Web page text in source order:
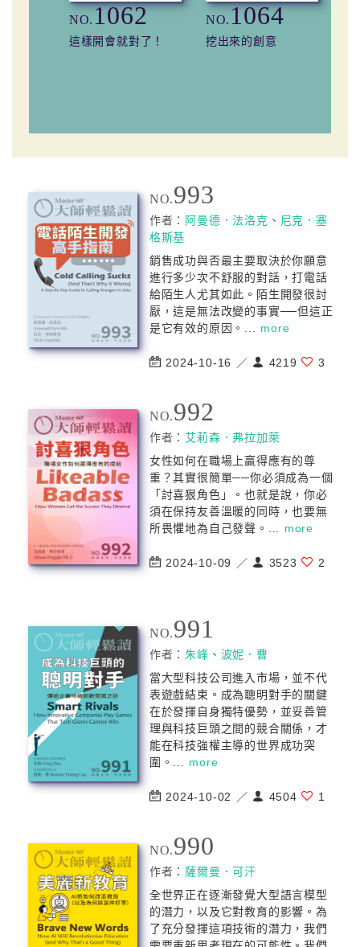
NO.1062
這樣開會就對了！
NO.1064
挖出來的創意
NO.993
作者： 阿曼德．法洛克 、 尼克．塞
格斯基
銷售成功與否最主要取決於你願意
進行多少次不舒服的對話，打電話
給陌生人尤其如此。陌生開發很討
厭，這是無法改變的事實──但這正
是它有效的原因。... more
2024-10-16 ／ 4219 3
NO.992
作者：艾莉森．弗拉加萊
女性如何在職場上贏得應有的尊
重？其實很簡單──你必須成為一個
「討喜狠角色」。也就是說，你必
須在保持友善溫暖的同時，也要無
所畏懼地為自己發聲。... more
2024-10-09 ／ 3523 2
NO.991
作者：朱峰 、 波妮．曹
當大型科技公司進入市場，並不代
表遊戲結束。成為聰明對手的關鍵
在於發揮自身獨特優勢，並妥善管
理與科技巨頭之間的競合關係，才
能在科技強權主導的世界成功突
圍。... more
2024-10-02 ／ 4504 1
NO.990
作者：薩爾曼．可汗
全世界正在逐漸發覺大型語言模型
的潛力，以及它對教育的影響。為
了充分發揮這項技術的潛力，我們